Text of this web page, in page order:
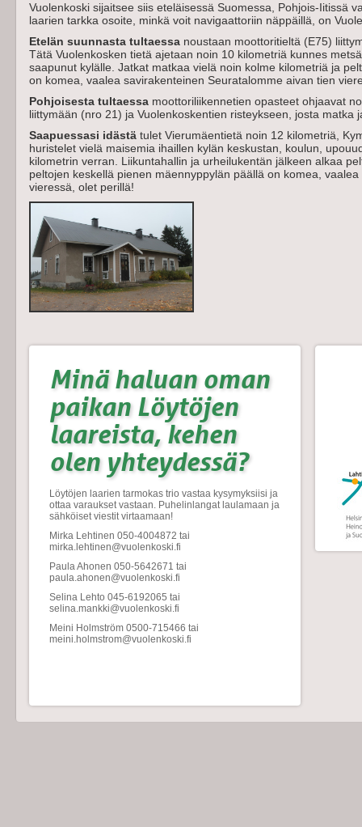
Vuolenkoski sijaitsee siis eteläisessä Suomessa, Pohjois-Iitissä
laarien tarkka osoite, minkä voit navigaattoriin näppäillä, on
Etelän suunnasta tultaessa noustaan moottoritieltä (E75)
Tätä Vuolenkosken tietä ajetaan noin 10 kilometriä kunnes
saapunut kylälle. Jatkat matkaa vielä noin kolme kilometriä ja
on komea, vaalea savirakenteinen Seuratalomme aivan tien
Pohjoisesta tultaessa moottoriliikennetien opasteet ohjaavat
liittymään (nro 21) ja Vuolenkoskentien risteykseen, josta matka
Saapuessasi idästä tulet Vierumäentietä noin 12 kilometriä,
huristelet vielä maisemia ihaillen kylän keskustan, koulun,
kilometrin verran. Liikuntahallin ja urheilukentän jälkeen alkaa
peltojen keskellä pienen mäennyppylän päällä on komea,
vieressä, olet perillä!
Minä haluan oman
paikan Löytöjen
laareista, kehen
olen yhteydessä?
Löytöjen laarien tarmokas trio vastaa kysymyksiisi ja
ottaa varaukset vastaan. Puhelinlangat laulamaan ja
sähköiset viestit virtaamaan!
Mirka Lehtinen 050-4004872 tai
mirka.lehtinen@vuolenkoski.fi
Paula Ahonen 050-5642671 tai
paula.ahonen@vuolenkoski.fi
Selina Lehto 045-6192065 tai
selina.mankki@vuolenkoski.fi
Meini Holmström 0500-715466 tai
meini.holmstrom@vuolenkoski.fi